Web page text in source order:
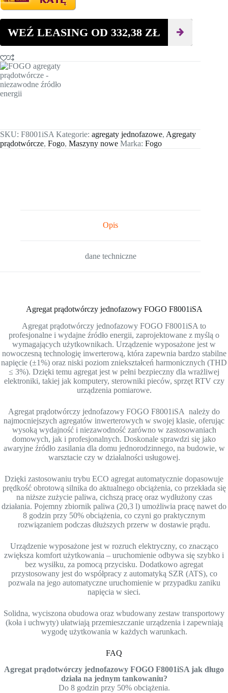
WEŹ LEASING OD 332,38 ZŁ
SKU: F8001iSA Kategorie: agregaty jednofazowe, Agregaty
prądotwórcze, Fogo, Maszyny nowe Marka: Fogo
Opis
dane techniczne
Agregat prądotwórczy jednofazowy FOGO F8001iSA
Agregat prądotwórczy jednofazowy FOGO F8001iSA to
profesjonalne i wydajne źródło energii, zaprojektowane z myślą o
wymagających użytkownikach. Urządzenie wyposażone jest w
nowoczesną technologię inwerterową, która zapewnia bardzo stabilne
napięcie (±1%) oraz niski poziom zniekształceń harmonicznych (THD
≤ 3%). Dzięki temu agregat jest w pełni bezpieczny dla wrażliwej
elektroniki, takiej jak komputery, sterowniki pieców, sprzęt RTV czy
urządzenia pomiarowe.
Agregat prądotwórczy jednofazowy FOGO F8001iSA należy do
najmocniejszych agregatów inwerterowych w swojej klasie, oferując
wysoką wydajność i niezawodność zarówno w zastosowaniach
domowych, jak i profesjonalnych. Doskonale sprawdzi się jako
awaryjne źródło zasilania dla domu jednorodzinnego, na budowie, w
warsztacie czy w działalności usługowej.
Dzięki zastosowaniu trybu ECO agregat automatycznie dopasowuje
prędkość obrotową silnika do aktualnego obciążenia, co przekłada się
na niższe zużycie paliwa, cichszą pracę oraz wydłużony czas
działania. Pojemny zbiornik paliwa (20,3 l) umożliwia pracę nawet do
8 godzin przy 50% obciążenia, co czyni go praktycznym
rozwiązaniem podczas dłuższych przerw w dostawie prądu.
Urządzenie wyposażone jest w rozruch elektryczny, co znacząco
zwiększa komfort użytkowania – uruchomienie odbywa się szybko i
bez wysiłku, za pomocą przycisku. Dodatkowo agregat
przystosowany jest do współpracy z automatyką SZR (ATS), co
pozwala na jego automatyczne uruchomienie w przypadku zaniku
napięcia w sieci.
Solidna, wyciszona obudowa oraz wbudowany zestaw transportowy
(koła i uchwyty) ułatwiają przemieszczanie urządzenia i zapewniają
wygodę użytkowania w każdych warunkach.
FAQ
Agregat prądotwórczy jednofazowy FOGO F8001iSA jak długo
działa na jednym tankowaniu?
Do 8 godzin przy 50% obciążenia.